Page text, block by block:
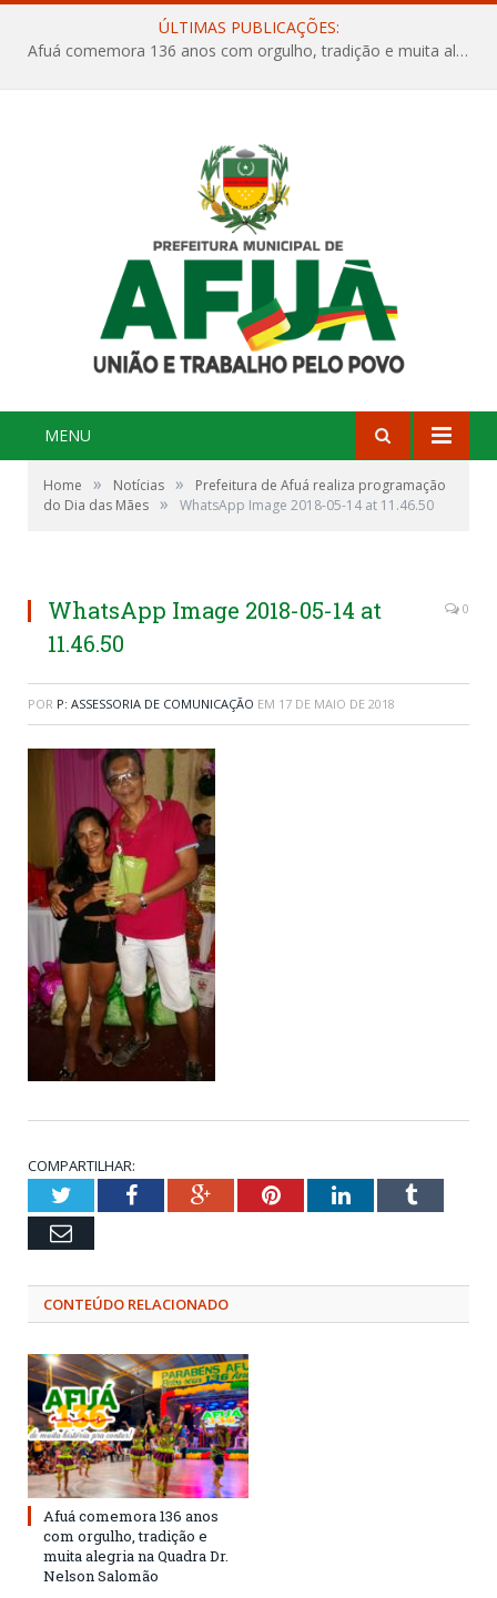
ÚLTIMAS PUBLICAÇÕES:
Afuá comemora 136 anos com orgulho, tradição e muita alegria na Quadra Dr. Nelson Salomão
MENU
Home » Notícias »
Prefeitura de Afuá realiza programação
do Dia das Mães » WhatsApp Image 2018-05-14 at 11.46.50
WhatsApp Image 2018-05-14 at
11.46.50
0
POR P: ASSESSORIA DE COMUNICAÇÃO EM 17 DE MAIO DE 2018
COMPARTILHAR:
TwitterFacebookGoogle+PinterestLinkedInTumblr
Email
CONTEÚDO RELACIONADO
Afuá comemora 136 anos
com orgulho, tradição e
muita alegria na Quadra Dr.
Nelson Salomão